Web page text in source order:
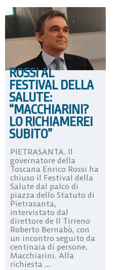
ROSSI AL
FESTIVAL DELLA
SALUTE:
“MACCHIARINI?
LO RICHIAMEREI
SUBITO”
PIETRASANTA. Il
governatore della
Toscana Enrico Rossi ha
chiuso il Festival della
Salute dal palco di
piazza dello Statuto di
Pietrasanta,
intervistato dal
direttore de Il Tirreno
Roberto Bernabò, con
un incontro seguito da
centinaia di persone.
Macchiarini. Alla
richiesta ...